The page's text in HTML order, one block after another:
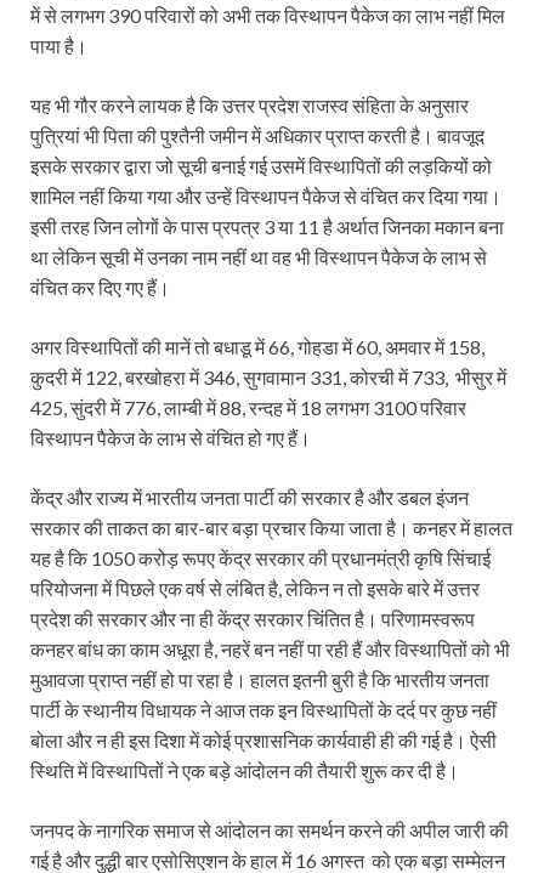
में से लगभग 390 परिवारों को अभी तक विस्थापन पैकेज का लाभ नहीं मिल
पाया है।
यह भी गौर करने लायक है कि उत्तर प्रदेश राजस्व संहिता के अनुसार
पुत्रियां भी पिता की पुश्तैनी जमीन में अधिकार प्राप्त करती है। बावजूद
इसके सरकार द्वारा जो सूची बनाई गई उसमें विस्थापितों की लड़कियों को
शामिल नहीं किया गया और उन्हें विस्थापन पैकेज से वंचित कर दिया गया।
इसी तरह जिन लोगों के पास प्रपत्र 3 या 11 है अर्थात जिनका मकान बना
था लेकिन सूची में उनका नाम नहीं था वह भी विस्थापन पैकेज के लाभ से
वंचित कर दिए गए हैं।
अगर विस्थापितों की मानें तो बधाडू में 66, गोहडा में 60, अमवार में 158,
कुदरी में 122, बरखोहरा में 346, सुगवामान 331, कोरची में 733, भीसुर में
425, सुंदरी में 776, लाम्बी में 88, रन्दह में 18 लगभग 3100 परिवार
विस्थापन पैकेज के लाभ से वंचित हो गए हैं।
केंद्र और राज्य में भारतीय जनता पार्टी की सरकार है और डबल इंजन
सरकार की ताकत का बार-बार बड़ा प्रचार किया जाता है। कनहर में हालत
यह है कि 1050 करोड़ रूपए केंद्र सरकार की प्रधानमंत्री कृषि सिंचाई
परियोजना में पिछले एक वर्ष से लंबित है, लेकिन न तो इसके बारे में उत्तर
प्रदेश की सरकार और ना ही केंद्र सरकार चिंतित है। परिणामस्वरूप
कनहर बांध का काम अधूरा है, नहरें बन नहीं पा रही हैं और विस्थापितों को भी
मुआवजा प्राप्त नहीं हो पा रहा है। हालत इतनी बुरी है कि भारतीय जनता
पार्टी के स्थानीय विधायक ने आज तक इन विस्थापितों के दर्द पर कुछ नहीं
बोला और न ही इस दिशा में कोई प्रशासनिक कार्यवाही ही की गई है। ऐसी
स्थिति में विस्थापितों ने एक बड़े आंदोलन की तैयारी शुरू कर दी है।
जनपद के नागरिक समाज से आंदोलन का समर्थन करने की अपील जारी की
गई है और दुद्धी बार एसोसिएशन के हाल में 16 अगस्त को एक बड़ा सम्मेलन